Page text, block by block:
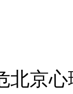
北京